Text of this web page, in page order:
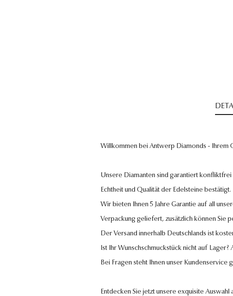
Willkommen bei Antwerp Diamonds - Ihrem
Unsere Diamanten sind garantiert
Echtheit und Qualität der Edelsteine bestätigt.
Wir bieten Ihnen 5 Jahre Garantie auf all
Verpackung geliefert, zusätzlich können Sie
Der Versand innerhalb Deutschlands ist
Ist Ihr Wunschschmuckstück nicht auf
Bei Fragen steht Ihnen unser Kundenservice
Entdecken Sie jetzt unsere exquisite